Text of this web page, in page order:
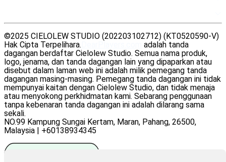
©2025 CIELOLEW STUDIO (202203102712) (KT0520590-V)
Hak Cipta Terpelihara.
adalah tanda
dagangan berdaftar Cielolew Studio. Semua nama produk,
logo, jenama, dan tanda dagangan lain yang dipaparkan atau
disebut dalam laman web ini adalah milik pemegang tanda
dagangan masing-masing. Pemegang tanda dagangan ini tidak
mempunyai kaitan dengan Cielolew Studio, dan tidak menaja
atau menyokong perkhidmatan kami. Sebarang penggunaan
tanpa kebenaran tanda dagangan ini adalah dilarang sama
sekali.
NO.99 Kampung Sungai Kertam, Maran, Pahang, 26500,
Malaysia | +60138934345